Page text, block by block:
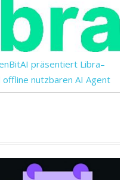
präsentiert Libra–
nutzbaren AI Agent